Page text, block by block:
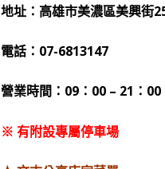
地址：高雄市美濃區美興街
電話：07-6813147
營業時間：09：00 – 21：00
※ 有附設專屬停車場